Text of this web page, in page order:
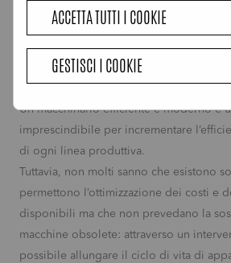
Revamping
Ottimizza i costi e le risorse
azienda
Un macchinario efficiente e moderno è
imprescindibile per incrementare
di ogni linea produttiva.
Tuttavia, non molti sanno che esistono
permettono l’ottimizzazione dei costi e
disponibili ma che non prevedano la
macchine obsolete: attraverso un
possibile allungare il ciclo di vita di
ACCETTA TUTTI I COOKIE
GESTISCI I COOKIE